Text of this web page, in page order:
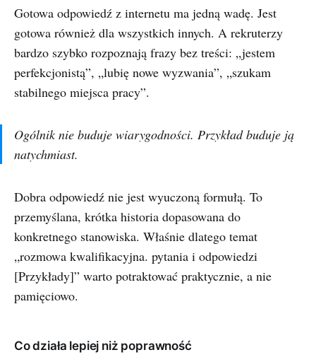
Gotowa odpowiedź z internetu ma jedną wadę. Jest
gotowa również dla wszystkich innych. A rekruterzy
bardzo szybko rozpoznają frazy bez treści: „jestem
perfekcjonistą”, „lubię nowe wyzwania”, „szukam
stabilnego miejsca pracy”.
Ogólnik nie buduje wiarygodności. Przykład buduje ją
natychmiast.
Dobra odpowiedź nie jest wyuczoną formułą. To
przemyślana, krótka historia dopasowana do
konkretnego stanowiska. Właśnie dlatego temat
„rozmowa kwalifikacyjna. pytania i odpowiedzi
[Przykłady]” warto potraktować praktycznie, a nie
pamięciowo.
Co działa lepiej niż poprawność